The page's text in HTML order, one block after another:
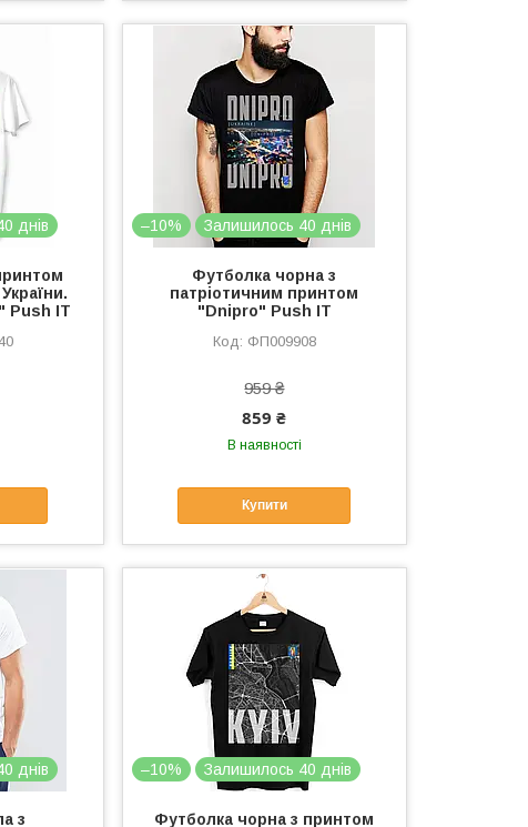
днів
Push IT
–10% Залишилось 40 днів
Футболка чорна з
патріотичним принтом
"Dnipro" Push IT
ФП009908
959 ₴
859 ₴
В наявності
Купити
днів
з
–10% Залишилось 40 днів
Футболка чорна з принтом